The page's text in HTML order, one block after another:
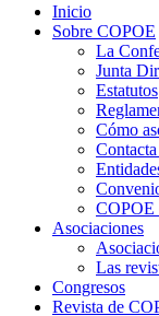
Inicio
Sobre COPOE
La
Junta
Estatutos
Cómo
COPOE
Asociaciones
Las
Congresos
Revista de